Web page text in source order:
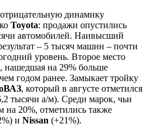
динамику
Toyota: продажи опустились
автомобилей. Наивысший
– 5 тысяч машин – почти
уровень. Второе место
, нашедшая на 29% больше
годом ранее. Замыкает тройку
, который в августе отметился
тысячи а/м). Среди марок, чьи
на 20%, отметились также
и Nissan (+21%).